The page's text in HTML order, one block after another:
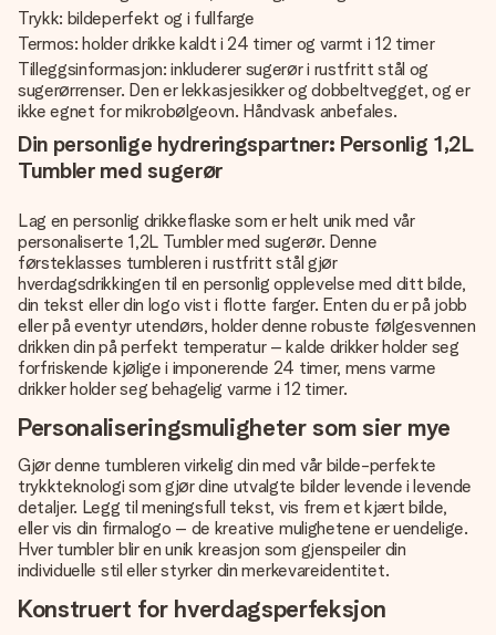
Trykk: bildeperfekt og i fullfarge
Termos: holder drikke kaldt i 24 timer og varmt i 12 timer
Tilleggsinformasjon: inkluderer sugerør i rustfritt stål og
sugerørrenser. Den er lekkasjesikker og dobbeltvegget, og er
ikke egnet for mikrobølgeovn. Håndvask anbefales.
Din personlige hydreringspartner: Personlig 1,2L
Tumbler med sugerør
Lag en personlig drikkeflaske som er helt unik med vår
personaliserte 1,2L Tumbler med sugerør. Denne
førsteklasses tumbleren i rustfritt stål gjør
hverdagsdrikkingen til en personlig opplevelse med ditt bilde,
din tekst eller din logo vist i flotte farger. Enten du er på jobb
eller på eventyr utendørs, holder denne robuste følgesvennen
drikken din på perfekt temperatur – kalde drikker holder seg
forfriskende kjølige i imponerende 24 timer, mens varme
drikker holder seg behagelig varme i 12 timer.
Personaliseringsmuligheter som sier mye
Gjør denne tumbleren virkelig din med vår bilde-perfekte
trykkteknologi som gjør dine utvalgte bilder levende i levende
detaljer. Legg til meningsfull tekst, vis frem et kjært bilde,
eller vis din firmalogo – de kreative mulighetene er uendelige.
Hver tumbler blir en unik kreasjon som gjenspeiler din
individuelle stil eller styrker din merkevareidentitet.
Konstruert for hverdagsperfeksjon